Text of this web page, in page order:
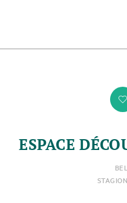
dei
i
ESPACE